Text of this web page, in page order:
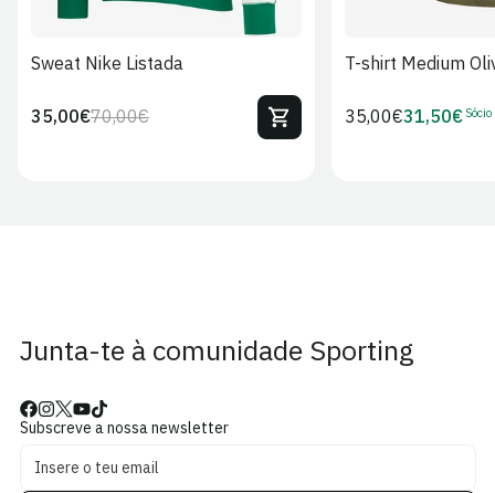
Sweat Nike Listada
Preço
70,00€Preço
35,00€
T-shirt Medium
Preço
35,00€Preço
31,50€ Sócio
Junta-te à comunidade Sporting
Subscreve a nossa newsletter